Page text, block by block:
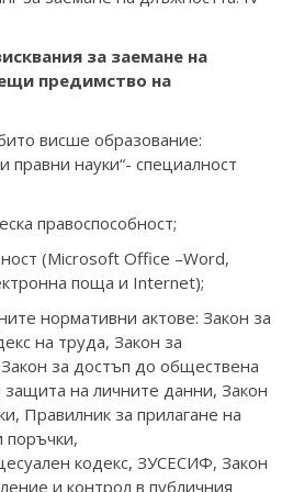
за заемане на
предимство на
висше образование:
правни науки“- специалност
правоспособност;
(Microsoft Office –Word,
поща и Internet);
нормативни актове: Закон за
на труда, Закон за
за достъп до обществена
на личните данни, Закон
Правилник за прилагане на
поръчки,
кодекс, ЗУСЕСИФ, Закон
и контрол в публичния